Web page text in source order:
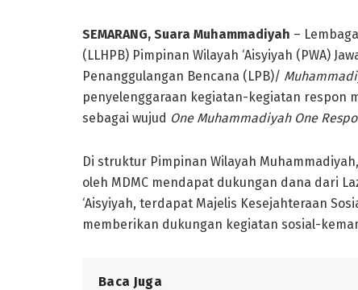
SEMARANG, Suara Muhammadiyah –
(LLHPB) Pimpinan Wilayah ‘Aisyiyah (PWA)
Penanggulangan Bencana (LPB)/
penyelenggaraan kegiatan-kegiatan respon
sebagai wujud One Muhammadiyah One
Di struktur Pimpinan Wilayah
oleh MDMC mendapat dukungan dana dari
‘Aisyiyah, terdapat Majelis Kesejahteraan
memberikan dukungan kegiatan sosial-
Baca Juga